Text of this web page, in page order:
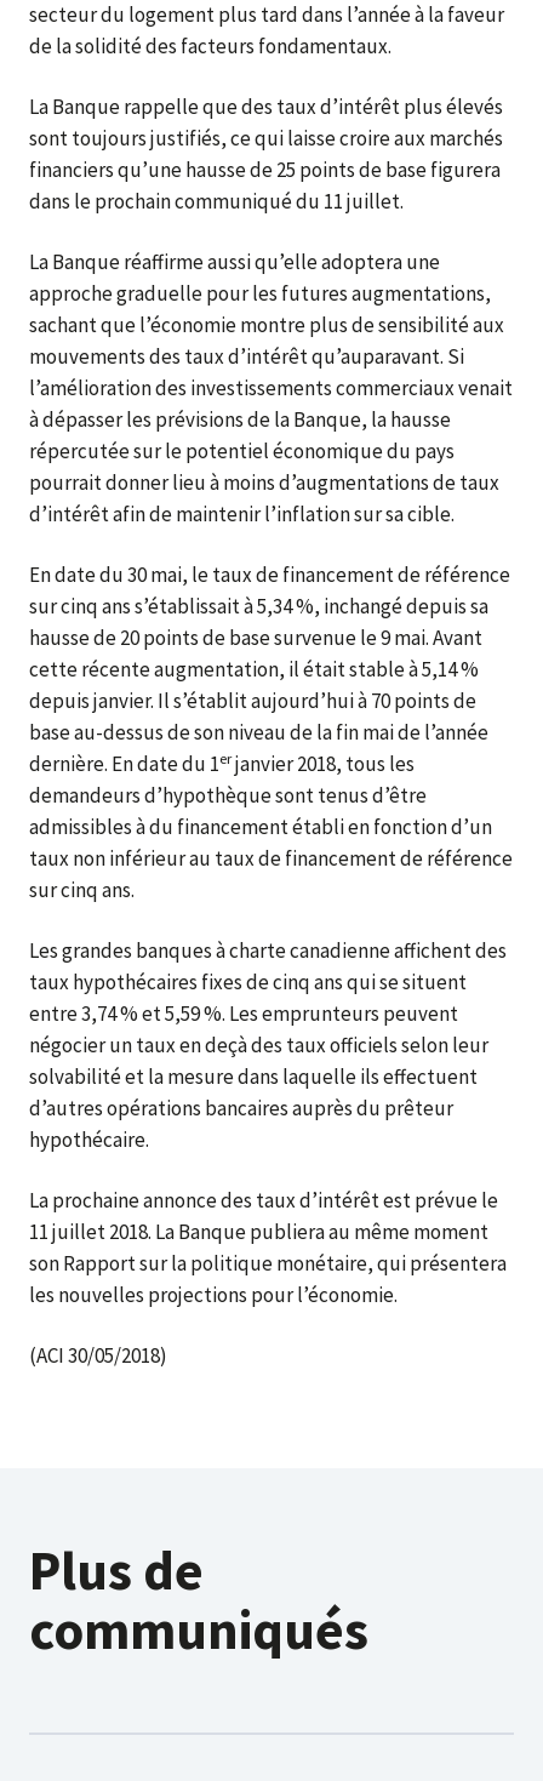
secteur du logement plus tard dans l’année à la faveur
de la solidité des facteurs fondamentaux.
La Banque rappelle que des taux d’intérêt plus élevés
sont toujours justifiés, ce qui laisse croire aux marchés
financiers qu’une hausse de 25 points de base figurera
dans le prochain communiqué du 11 juillet.
La Banque réaffirme aussi qu’elle adoptera une
approche graduelle pour les futures augmentations,
sachant que l’économie montre plus de sensibilité aux
mouvements des taux d’intérêt qu’auparavant. Si
l’amélioration des investissements commerciaux venait
à dépasser les prévisions de la Banque, la hausse
répercutée sur le potentiel économique du pays
pourrait donner lieu à moins d’augmentations de taux
d’intérêt afin de maintenir l’inflation sur sa cible.
En date du 30 mai, le taux de financement de référence
sur cinq ans s’établissait à 5,34 %, inchangé depuis sa
hausse de 20 points de base survenue le 9 mai. Avant
cette récente augmentation, il était stable à 5,14 %
depuis janvier. Il s’établit aujourd’hui à 70 points de
base au-dessus de son niveau de la fin mai de l’année
dernière. En date du 1erjanvier 2018, tous les
demandeurs d’hypothèque sont tenus d’être
admissibles à du financement établi en fonction d’un
taux non inférieur au taux de financement de référence
sur cinq ans.
Les grandes banques à charte canadienne affichent des
taux hypothécaires fixes de cinq ans qui se situent
entre 3,74 % et 5,59 %. Les emprunteurs peuvent
négocier un taux en deçà des taux officiels selon leur
solvabilité et la mesure dans laquelle ils effectuent
d’autres opérations bancaires auprès du prêteur
hypothécaire.
La prochaine annonce des taux d’intérêt est prévue le
11 juillet 2018. La Banque publiera au même moment
son Rapport sur la politique monétaire, qui présentera
les nouvelles projections pour l’économie.
(ACI 30/05/2018)
Plus de
communiqués